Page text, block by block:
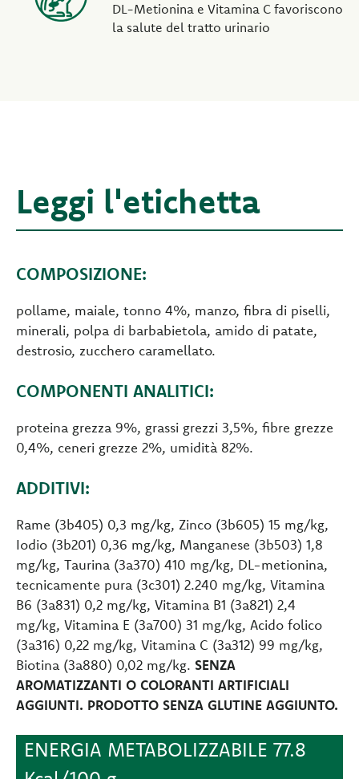
DL-Metionina e Vitamina C favoriscono
la salute del tratto urinario
Leggi l'etichetta
COMPOSIZIONE:
pollame, maiale, tonno 4%, manzo, fibra di piselli,
minerali, polpa di barbabietola, amido di patate,
destrosio, zucchero caramellato.
COMPONENTI ANALITICI:
proteina grezza 9%, grassi grezzi 3,5%, fibre grezze
0,4%, ceneri grezze 2%, umidità 82%.
ADDITIVI:
Rame (3b405) 0,3 mg/kg, Zinco (3b605) 15 mg/kg,
Iodio (3b201) 0,36 mg/kg, Manganese (3b503) 1,8
mg/kg, Taurina (3a370) 410 mg/kg, DL-metionina,
tecnicamente pura (3c301) 2.240 mg/kg, Vitamina
B6 (3a831) 0,2 mg/kg, Vitamina B1 (3a821) 2,4
mg/kg, Vitamina E (3a700) 31 mg/kg, Acido folico
(3a316) 0,22 mg/kg, Vitamina C (3a312) 99 mg/kg,
Biotina (3a880) 0,02 mg/kg. SENZA
AROMATIZZANTI O COLORANTI ARTIFICIALI
AGGIUNTI. PRODOTTO SENZA GLUTINE AGGIUNTO.
ENERGIA METABOLIZZABILE 77.8